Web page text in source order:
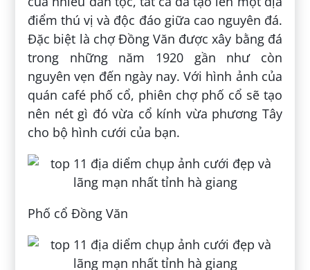
điểm thú vị và độc đáo giữa cao nguyên đá.
Đặc biệt là chợ Đồng Văn được xây bằng đá
trong những năm 1920 gần như còn
nguyên vẹn đến ngày nay. Với hình ảnh của
quán café phố cổ, phiên chợ phố cổ sẽ tạo
nên nét gì đó vừa cổ kính vừa phương Tây
cho bộ hình cưới của bạn.
Phố cổ Đồng Văn